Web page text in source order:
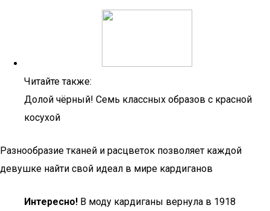
Читайте также:
Долой чёрный! Семь классных образов с красной
косухой
Разнообразие тканей и расцветок позволяет каждой
девушке найти свой идеал в мире кардиганов
Интересно! В моду кардиганы вернула в 1918